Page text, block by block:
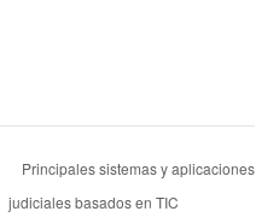
Principales sistemas y aplicaciones
judiciales basados en TIC